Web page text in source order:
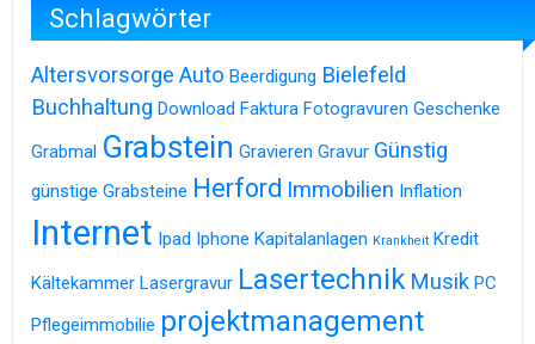
Schlagwörter
Altersvorsorge Auto Beerdigung Bielefeld
Buchhaltung Download Faktura Fotogravuren Geschenke
Grabmal Grabstein Gravieren Gravur Günstig
günstige Grabsteine Herford Immobilien Inflation
Internet Ipad Iphone Kapitalanlagen Krankheit Kredit
Kältekammer Lasergravur Lasertechnik Musik PC
Pflegeimmobilie projektmanagement